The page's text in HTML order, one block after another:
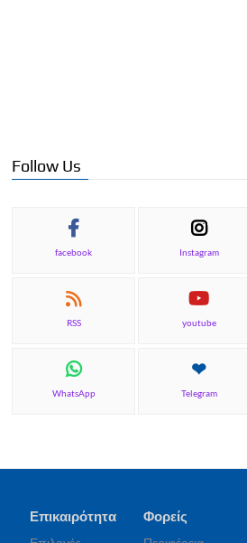
Follow Us
facebook Instagram
RSS youtube
WhatsApp Telegram
Επικαιρότητα Φορείς